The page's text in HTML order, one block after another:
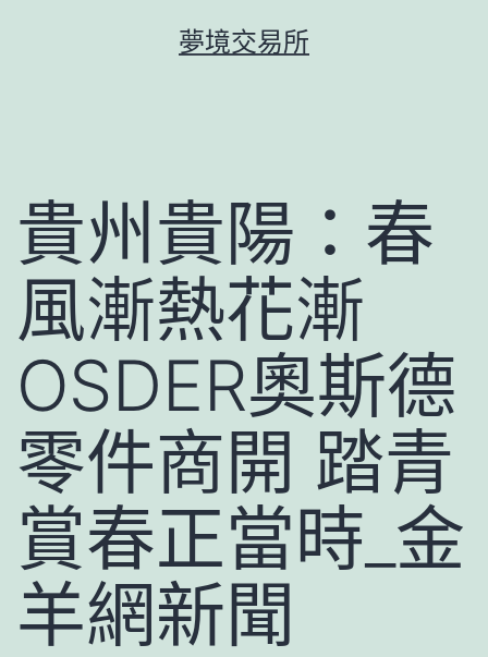
夢境交易所
貴州貴陽：春
風漸熱花漸
OSDER奧斯德
零件商開 踏青
賞春正當時_金
羊網新聞